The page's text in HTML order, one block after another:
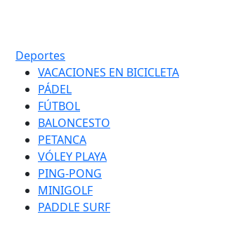
Deportes
VACACIONES EN BICICLETA
PÁDEL
FÚTBOL
BALONCESTO
PETANCA
VÓLEY PLAYA
PING-PONG
MINIGOLF
PADDLE SURF